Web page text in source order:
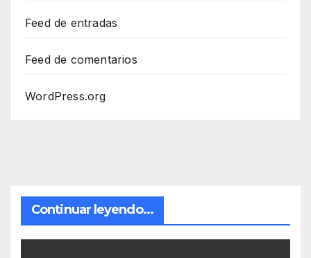
Feed de entradas
Feed de comentarios
WordPress.org
Continuar leyendo...